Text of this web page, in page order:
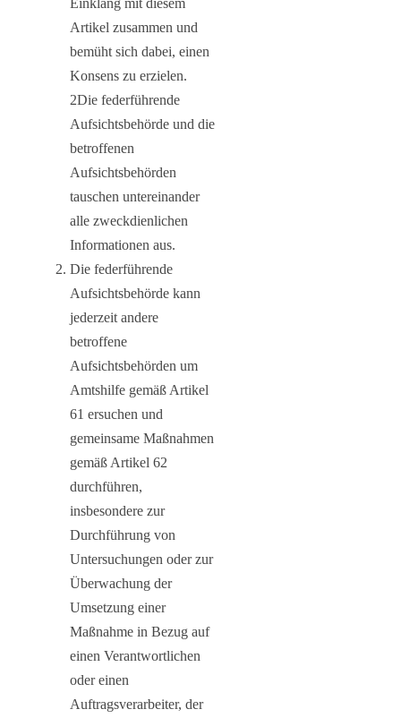
Einklang mit diesem
Artikel zusammen und
bemüht sich dabei, einen
Konsens zu erzielen.
2Die federführende
Aufsichtsbehörde und die
betroffenen
Aufsichtsbehörden
tauschen untereinander
alle zweckdienlichen
Informationen aus.
Die federführende
Aufsichtsbehörde kann
jederzeit andere
betroffene
Aufsichtsbehörden um
Amtshilfe gemäß Artikel
61 ersuchen und
gemeinsame Maßnahmen
gemäß Artikel 62
durchführen,
insbesondere zur
Durchführung von
Untersuchungen oder zur
Überwachung der
Umsetzung einer
Maßnahme in Bezug auf
einen Verantwortlichen
oder einen
Auftragsverarbeiter, der